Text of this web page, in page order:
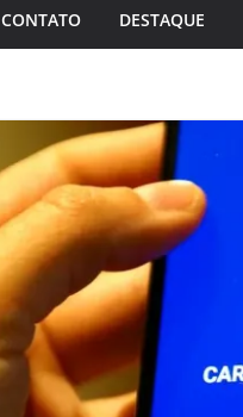
CONTATO DESTAQUE